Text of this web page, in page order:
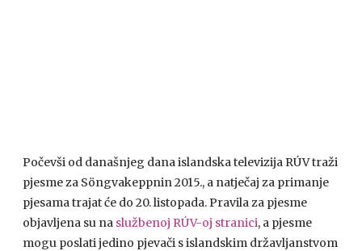
Počevši od današnjeg dana islandska televizija RÚV traži
pjesme za Söngvakeppnin 2015., a natječaj za primanje
pjesama trajat će do 20. listopada. Pravila za pjesme
objavljena su na službenoj RÚV-oj stranici, a pjesme
mogu poslati jedino pjevači s islandskim državljanstvom